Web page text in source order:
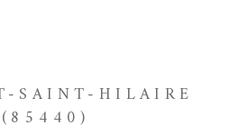
SAINT-HILAIRE
(85440)